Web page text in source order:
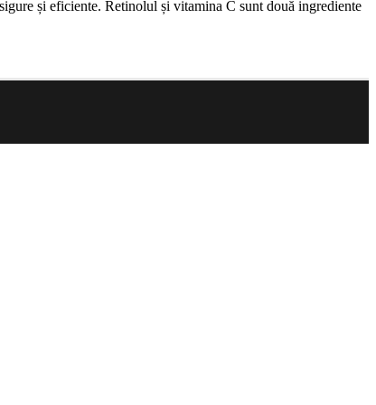
și eficiente. Retinolul și vitamina C sunt două ingrediente